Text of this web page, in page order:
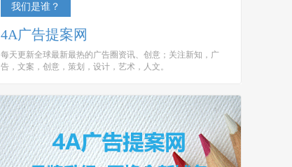
我们是谁？
4A广告提案网
每天更新全球最新最热的广告圈资讯、创意；关注新知，广
告，文案，创意，策划，设计，艺术，人文。